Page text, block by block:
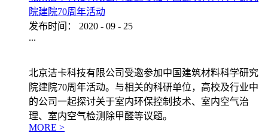
院建院70周年活动
发布时间：
2020 - 09 - 25
...
北京洁卡科技有限公司受邀参加中国建筑材料科学研究
院建院70周年活动。与相关的科研单位，高校及行业中
的公司一起探讨关于室内环保控制技术、室内空气治
理、室内空气检测除甲醛等议题。
MORE >